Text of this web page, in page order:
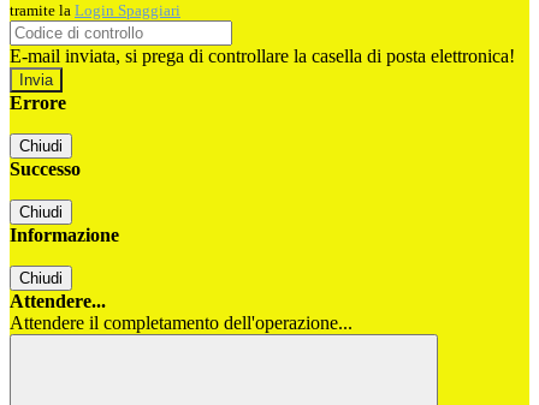
tramite la Login Spaggiari
E-mail inviata, si prega di controllare la casella di posta elettronica!
Errore
Chiudi
Successo
Chiudi
Informazione
Chiudi
Attendere...
Attendere il completamento dell'operazione...